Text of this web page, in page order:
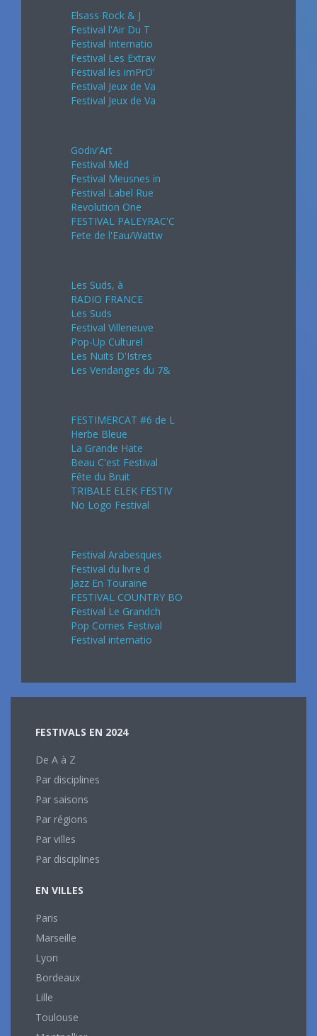
Elsass Rock & J
Festival l'Air Du T
Festival Internatio
Festival Les Extrav
Festival les imPrO'
Festival Jeux de Va
Festival Jeux de Va
Godiv'Art
Festival Méd
Festival Meusnes in
Festival Label Rue
Revolution One
FESTIVAL PALEYRAC'C
Fete de l'Eau/Wattw
Les Suds, à
RADIO FRANCE
Les Suds
Festival Villeneuve
Pop-Up Culturel
Les Nuits D'Istres
Les Vendanges du 7&
FESTIMERCAT #6 de L
Herbe Bleue
La Grande Hate
Beau C'est Festival
Fête du Bruit
TRIBALE ELEK FESTIV
No Logo Festival
Festival Arabesques
Festival du livre d
Jazz En Touraine
FESTIVAL COUNTRY BO
Festival Le Grandch
Pop Cornes Festival
Festival internatio
FESTIVALS EN 2024
De A à Z
Par disciplines
Par saisons
Par régions
Par villes
Par disciplines
EN VILLES
Paris
Marseille
Lyon
Bordeaux
Lille
Toulouse